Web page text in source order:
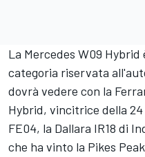
La Mercedes W09
categoria riservata
dovrà vedere con la
Hybrid, vincitrice della
FE04, la Dallara IR18 di
che ha vinto la Pikes